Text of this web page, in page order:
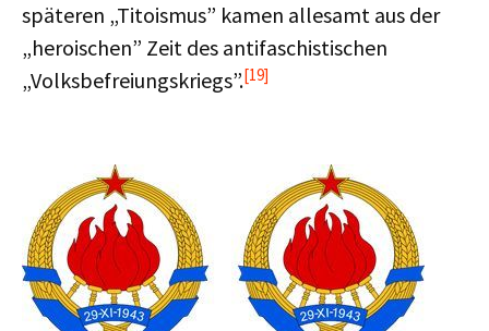
späteren „Titoismus” kamen allesamt aus der
„heroischen” Zeit des antifaschistischen
„Volksbefreiungskriegs”.[19]